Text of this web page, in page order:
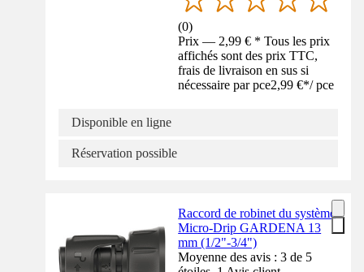
(0)
Prix — 2,99 € * Tous les prix
affichés sont des prix TTC,
frais de livraison en sus si
nécessaire par pce2,99 €*/ pce
Disponible en ligne
Réservation possible
Raccord de robinet du système
Micro-Drip GARDENA 13
mm (1/2"-3/4")
Moyenne des avis : 3 de 5